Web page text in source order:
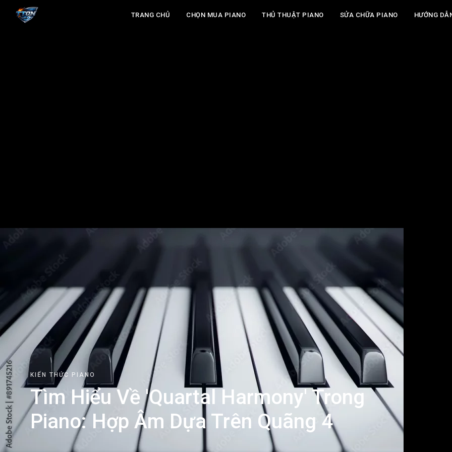
TRANG CHỦ CHỌN MUA PIANO THỦ THUẬT PIANO SỬA CHỮA PIANO HƯỚNG
KIẾN THỨC PIANO
Tìm Hiểu Về 'Quartal Harmony' Trong
Piano: Hợp Âm Dựa Trên Quãng 4